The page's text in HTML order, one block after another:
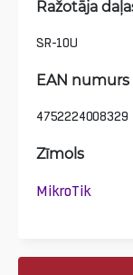
Ražotāja
SR-10U
EAN numurs
4752224008329
Zīmols
MikroTik